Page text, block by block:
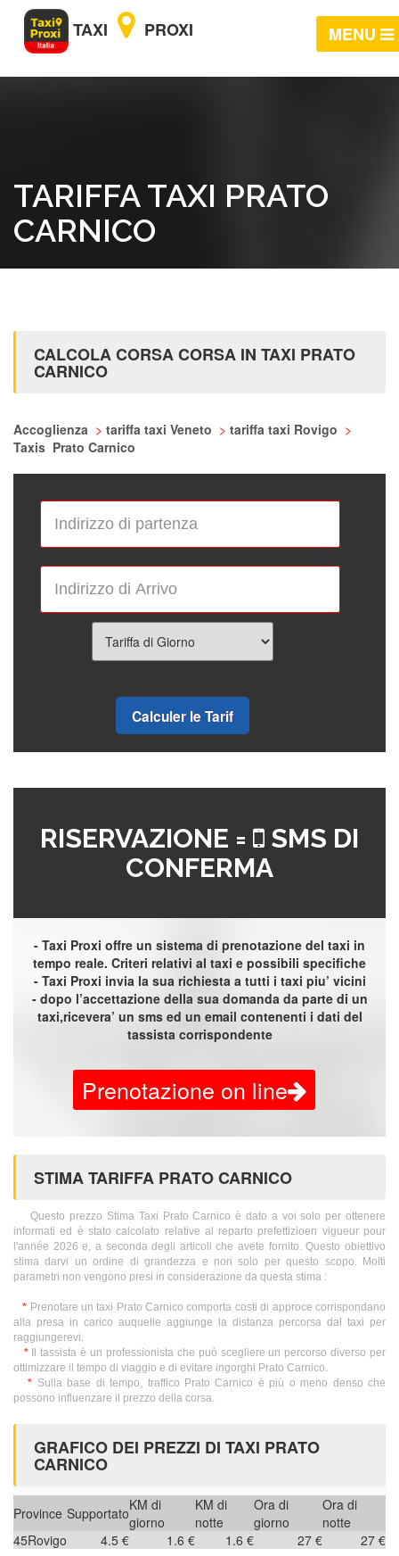
TAXI PROXI MENU
TARIFFA TAXI PRATO
CARNICO
CALCOLA CORSA CORSA IN TAXI PRATO
CARNICO
Accoglienza > tariffa taxi Veneto > tariffa taxi Rovigo >
Taxis Prato Carnico
Calculer le Tarif
RISERVAZIONE =
SMS DI
CONFERMA
- Taxi Proxi offre un sistema di prenotazione del taxi in
tempo reale. Criteri relativi al taxi e possibili specifiche
- Taxi Proxi invia la sua richiesta a tutti i taxi piu’ vicini
- dopo l’accettazione della sua domanda da parte di un
taxi,ricevera’ un sms ed un email contenenti i dati del
tassista corrispondente
Prenotazione on line
STIMA TARIFFA PRATO CARNICO
Questo prezzo Stima Taxi Prato Carnico è dato a voi solo per ottenere
informati ed è stato calcolato relative al reparto prefettizioen vigueur pour
l'année 2026 e, a seconda degli articoli che avete fornito. Questo obiettivo
stima darvi un ordine di grandezza e non solo per questo scopo. Molti
parametri non vengono presi in considerazione da questa stima :
* Prenotare un taxi Prato Carnico comporta costi di approce corrispondano
alla presa in carico auquelle aggiunge la distanza percorsa dal taxi per
raggiungerevi.
*Il tassista è un professionista che può scegliere un percorso diverso per
ottimizzare il tempo di viaggio e di evitare ingorghi Prato Carnico.
* Sulla base di tempo, traffico Prato Carnico è più o meno denso che
possono influenzare il prezzo della corsa.
GRAFICO DEI PREZZI DI TAXI PRATO
CARNICO
Province SupportatoKM di
giorno
KM di
notte
Ora di
giorno
Ora di
notte
45Rovigo 4.5 € 1.6 € 1.6 € 27 € 27 €